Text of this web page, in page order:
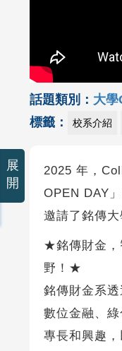
話題類別： 大學
標籤：
校系介紹
2025 年，
OPEN DAY
邀請了銘傳大
★銘傳財金，
野！★
銘傳財金系透
數位金融、
專長和興趣
展
開